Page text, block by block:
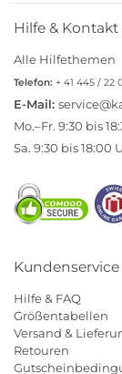
Hilfe & Kontakt
Alle Hilfethemen
Telefon: + 41 445 / 22
E-Mail:
Mo.–Fr. 9:30 bis
Sa. 9:30 bis 18:00
Kundenservice
Hilfe & FAQ
Größentabellen
Versand &
Retouren